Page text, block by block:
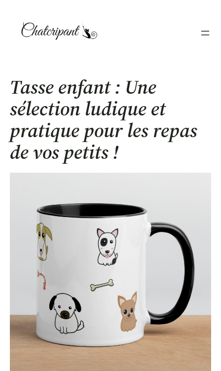
contenu
Tasse enfant : Une
sélection ludique et
pratique pour les repas
de vos petits !